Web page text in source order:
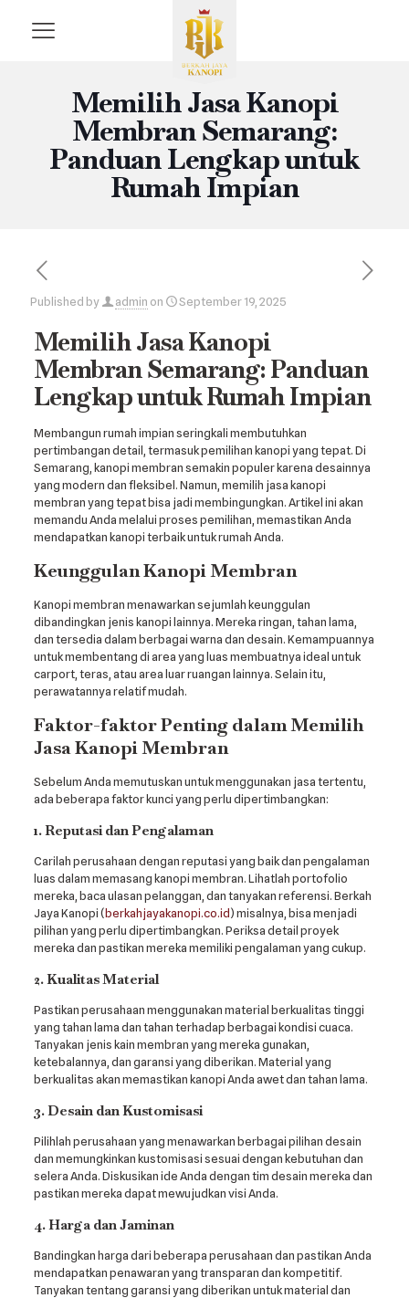
Memilih Jasa Kanopi
Membran Semarang:
Panduan Lengkap untuk
Rumah Impian
Published by admin on September 19, 2025
Memilih Jasa Kanopi
Membran Semarang: Panduan
Lengkap untuk Rumah Impian
Membangun rumah impian seringkali membutuhkan
pertimbangan detail, termasuk pemilihan kanopi yang tepat. Di
Semarang, kanopi membran semakin populer karena desainnya
yang modern dan fleksibel. Namun, memilih jasa kanopi
membran yang tepat bisa jadi membingungkan. Artikel ini akan
memandu Anda melalui proses pemilihan, memastikan Anda
mendapatkan kanopi terbaik untuk rumah Anda.
Keunggulan Kanopi Membran
Kanopi membran menawarkan sejumlah keunggulan
dibandingkan jenis kanopi lainnya. Mereka ringan, tahan lama,
dan tersedia dalam berbagai warna dan desain. Kemampuannya
untuk membentang di area yang luas membuatnya ideal untuk
carport, teras, atau area luar ruangan lainnya. Selain itu,
perawatannya relatif mudah.
Faktor-faktor Penting dalam Memilih
Jasa Kanopi Membran
Sebelum Anda memutuskan untuk menggunakan jasa tertentu,
ada beberapa faktor kunci yang perlu dipertimbangkan:
1. Reputasi dan Pengalaman
Carilah perusahaan dengan reputasi yang baik dan pengalaman
luas dalam memasang kanopi membran. Lihatlah portofolio
mereka, baca ulasan pelanggan, dan tanyakan referensi. Berkah
Jaya Kanopi (berkahjayakanopi.co.id) misalnya, bisa menjadi
pilihan yang perlu dipertimbangkan. Periksa detail proyek
mereka dan pastikan mereka memiliki pengalaman yang cukup.
2. Kualitas Material
Pastikan perusahaan menggunakan material berkualitas tinggi
yang tahan lama dan tahan terhadap berbagai kondisi cuaca.
Tanyakan jenis kain membran yang mereka gunakan,
ketebalannya, dan garansi yang diberikan. Material yang
berkualitas akan memastikan kanopi Anda awet dan tahan lama.
3. Desain dan Kustomisasi
Pilihlah perusahaan yang menawarkan berbagai pilihan desain
dan memungkinkan kustomisasi sesuai dengan kebutuhan dan
selera Anda. Diskusikan ide Anda dengan tim desain mereka dan
pastikan mereka dapat mewujudkan visi Anda.
4. Harga dan Jaminan
Bandingkan harga dari beberapa perusahaan dan pastikan Anda
mendapatkan penawaran yang transparan dan kompetitif.
Tanyakan tentang garansi yang diberikan untuk material dan